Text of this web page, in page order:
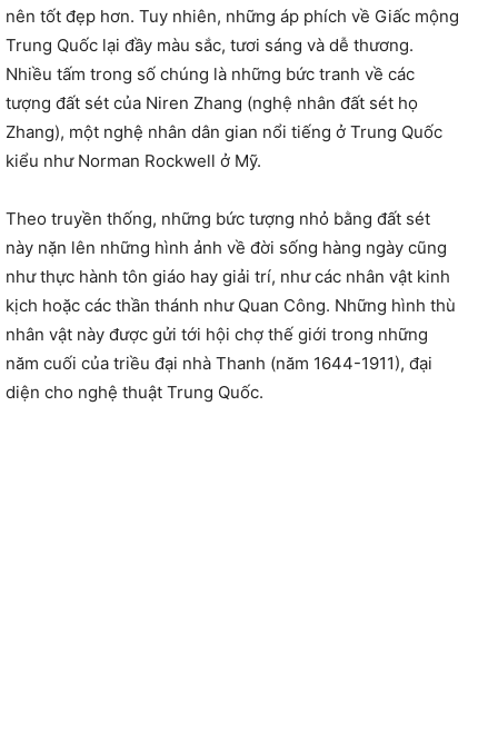
nên tốt đẹp hơn. Tuy nhiên, những áp phích về Giấc mộng
Trung Quốc lại đầy màu sắc, tươi sáng và dễ thương.
Nhiều tấm trong số chúng là những bức tranh về các
tượng đất sét của Niren Zhang (nghệ nhân đất sét họ
Zhang), một nghệ nhân dân gian nổi tiếng ở Trung Quốc
kiểu như Norman Rockwell ở Mỹ.
Theo truyền thống, những bức tượng nhỏ bằng đất sét
này nặn lên những hình ảnh về đời sống hàng ngày cũng
như thực hành tôn giáo hay giải trí, như các nhân vật kinh
kịch hoặc các thần thánh như Quan Công. Những hình thù
nhân vật này được gửi tới hội chợ thế giới trong những
năm cuối của triều đại nhà Thanh (năm 1644-1911), đại
diện cho nghệ thuật Trung Quốc.